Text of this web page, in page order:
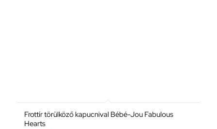
Frottír törülköző kapucnival Bébé-Jou Fabulous
Hearts